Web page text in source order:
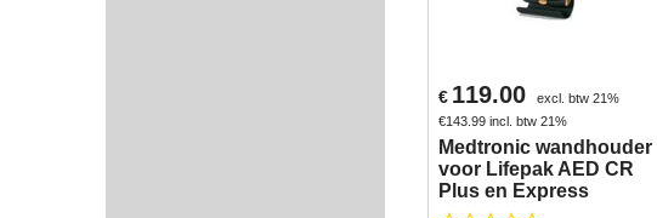
€ 119.00
excl. btw 21%
€143.99 incl. btw 21%
Medtronic wandhouder
voor Lifepak AED CR
Plus en Express